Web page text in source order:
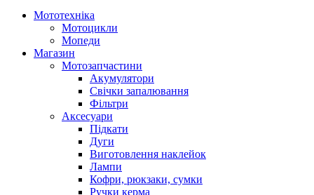
Мототехніка
Мотоцикли
Мопеди
Магазин
Мотозапчастини
Акумулятори
Свічки запалювання
Фільтри
Аксесуари
Підкати
Дуги
Виготовлення наклейок
Лампи
Кофри, рюкзаки, сумки
Ручки керма